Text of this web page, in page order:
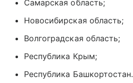
Самарская область;
Новосибирская область;
Волгоградская область;
Республика Крым;
Республика Башкортостан.